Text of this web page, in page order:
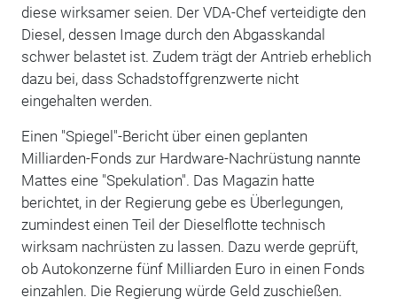
diese wirksamer seien. Der VDA-Chef verteidigte den
Diesel, dessen Image durch den Abgasskandal
schwer belastet ist. Zudem trägt der Antrieb erheblich
dazu bei, dass Schadstoffgrenzwerte nicht
eingehalten werden.
Einen "Spiegel"-Bericht über einen geplanten
Milliarden-Fonds zur Hardware-Nachrüstung nannte
Mattes eine "Spekulation". Das Magazin hatte
berichtet, in der Regierung gebe es Überlegungen,
zumindest einen Teil der Dieselflotte technisch
wirksam nachrüsten zu lassen. Dazu werde geprüft,
ob Autokonzerne fünf Milliarden Euro in einen Fonds
einzahlen. Die Regierung würde Geld zuschießen.